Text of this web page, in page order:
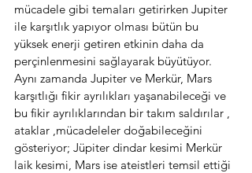
mücadele gibi temaları getirirken Jupiter
ile karşıtlık yapıyor olması bütün bu
yüksek enerji getiren etkinin daha da
perçinlenmesini sağlayarak büyütüyor.
Aynı zamanda Jupiter ve Merkür, Mars
karşıtlığı fikir ayrılıkları yaşanabileceği ve
bu fikir ayrılıklarından bir takım saldırılar ,
ataklar ,mücadeleler doğabileceğini
gösteriyor; Jüpiter dindar kesimi Merkür
laik kesimi, Mars ise ateistleri temsil ettiği